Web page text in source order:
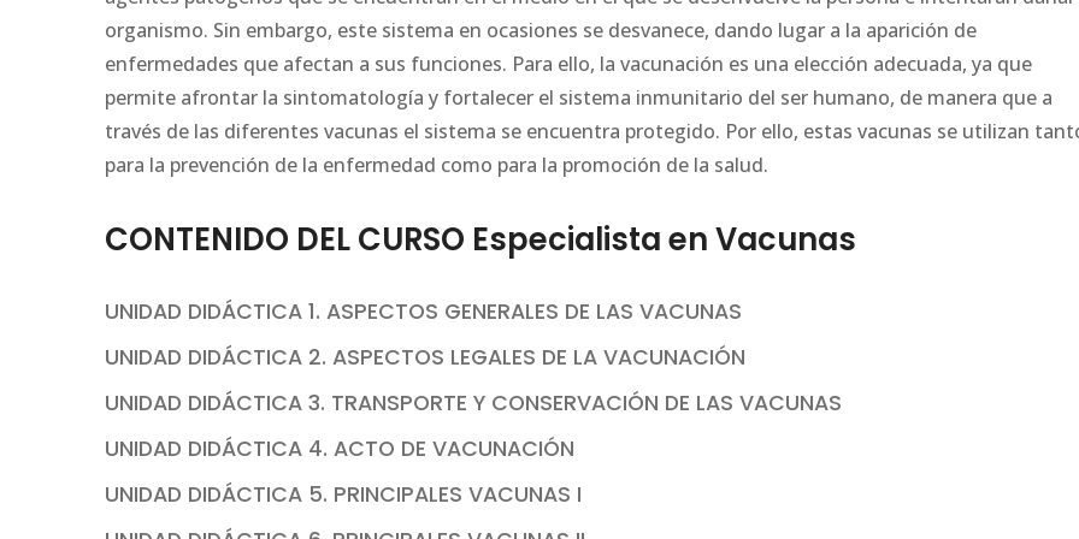
organismo. Sin embargo, este sistema en ocasiones se desvanece, dando lugar a la aparición de
enfermedades que afectan a sus funciones. Para ello, la vacunación es una elección adecuada, ya que
permite afrontar la sintomatología y fortalecer el sistema inmunitario del ser humano, de manera que a
través de las diferentes vacunas el sistema se encuentra protegido. Por ello, estas vacunas se utilizan
para la prevención de la enfermedad como para la promoción de la salud.
CONTENIDO DEL CURSO Especialista en Vacunas
UNIDAD DIDÁCTICA 1. ASPECTOS GENERALES DE LAS VACUNAS
UNIDAD DIDÁCTICA 2. ASPECTOS LEGALES DE LA VACUNACIÓN
UNIDAD DIDÁCTICA 3. TRANSPORTE Y CONSERVACIÓN DE LAS VACUNAS
UNIDAD DIDÁCTICA 4. ACTO DE VACUNACIÓN
UNIDAD DIDÁCTICA 5. PRINCIPALES VACUNAS I